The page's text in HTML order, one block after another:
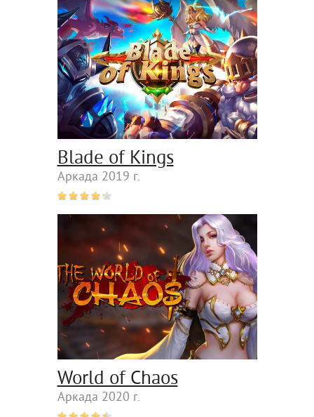
Blade of Kings
Аркада 2019 г.
World of Chaos
Аркада 2020 г.